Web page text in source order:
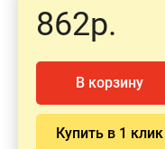
862р.
В корзину
Купить в 1 клик